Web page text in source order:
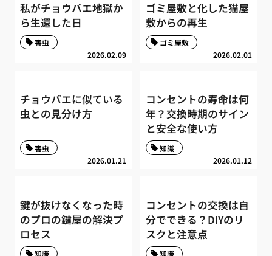
私がチョウバエ地獄か
ら生還した日
2026.02.09
害虫
ゴミ屋敷と化した猫屋
敷からの再生
2026.02.01
ゴミ屋敷
チョウバエに似ている
虫との見分け方
2026.01.21
害虫
コンセントの寿命は何
年？交換時期のサイン
と安全な使い方
2026.01.12
知識
鍵が抜けなくなった時
のプロの鍵屋の解決プ
ロセス
知識
コンセントの交換は自
分でできる？DIYのリ
スクと注意点
知識